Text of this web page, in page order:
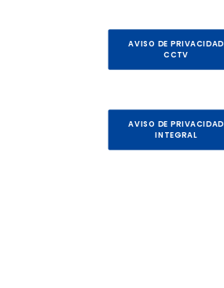
AVISO DE PRIVACIDAD
CCTV
AVISO DE PRIVACIDAD
INTEGRAL